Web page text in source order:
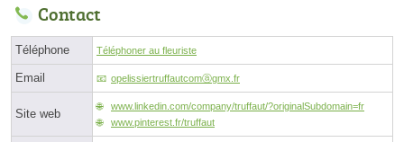
Contact
Téléphone Téléphoner au fleuriste
Email opelissiertruffautcomⓐgmx.fr
Site web
www.linkedin.com/company/truffaut/?originalSubdomain=fr
www.pinterest.fr/truffaut